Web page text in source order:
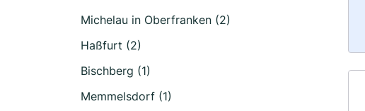
Michelau in Oberfranken (2)
Haßfurt (2)
Bischberg (1)
Memmelsdorf (1)